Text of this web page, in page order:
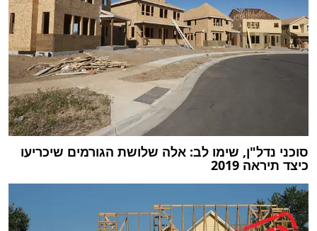
סוכני נדל"ן, שימו לב: אלה שלושת הגורמים שיכריעו
כיצד תיראה 2019